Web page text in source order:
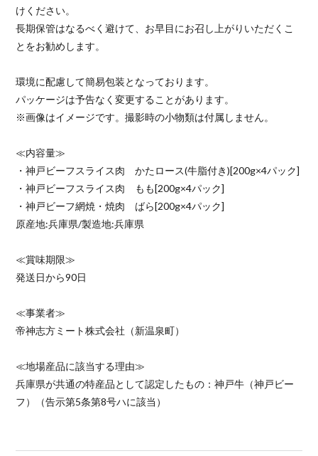
けください。
長期保管はなるべく避けて、お早目にお召し上がりいただくこ
とをお勧めします。
環境に配慮して簡易包装となっております。
パッケージは予告なく変更することがあります。
※画像はイメージです。撮影時の小物類は付属しません。
≪内容量≫
・神戸ビーフスライス肉 かたロース(牛脂付き)[200g×4パック]
・神戸ビーフスライス肉 もも[200g×4パック]
・神戸ビーフ網焼・焼肉 ばら[200g×4パック]
原産地:兵庫県/製造地:兵庫県
≪賞味期限≫
発送日から90日
≪事業者≫
帝神志方ミート株式会社（新温泉町）
≪地場産品に該当する理由≫
兵庫県が共通の特産品として認定したもの：神戸牛（神戸ビー
フ）（告示第5条第8号ハに該当）